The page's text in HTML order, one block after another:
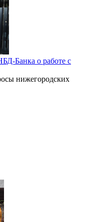
Банка о работе с
нижегородских